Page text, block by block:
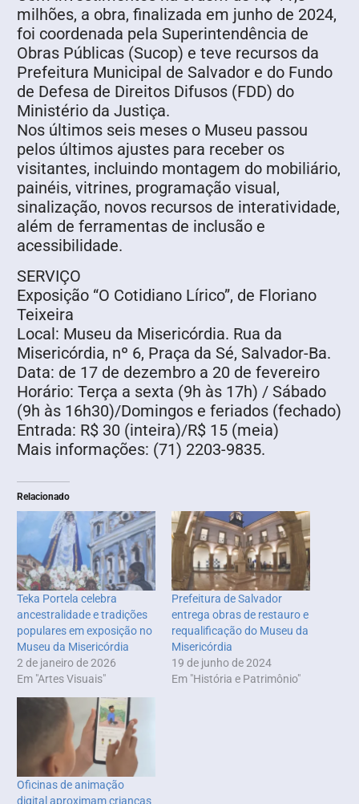
milhões, a obra, finalizada em junho de 2024,
foi coordenada pela Superintendência de
Obras Públicas (Sucop) e teve recursos da
Prefeitura Municipal de Salvador e do Fundo
de Defesa de Direitos Difusos (FDD) do
Ministério da Justiça.
Nos últimos seis meses o Museu passou
pelos últimos ajustes para receber os
visitantes, incluindo montagem do mobiliário,
painéis, vitrines, programação visual,
sinalização, novos recursos de interatividade,
além de ferramentas de inclusão e
acessibilidade.
SERVIÇO
Exposição “O Cotidiano Lírico”, de Floriano
Teixeira
Local: Museu da Misericórdia. Rua da
Misericórdia, nº 6, Praça da Sé, Salvador-Ba.
Data: de 17 de dezembro a 20 de fevereiro
Horário: Terça a sexta (9h às 17h) / Sábado
(9h às 16h30)/Domingos e feriados (fechado)
Entrada: R$ 30 (inteira)/R$ 15 (meia)
Mais informações: (71) 2203-9835.
Relacionado
Teka Portela celebra
ancestralidade e tradições
populares em exposição no
Museu da Misericórdia
2 de janeiro de 2026
Em "Artes Visuais"
Prefeitura de Salvador
entrega obras de restauro e
requalificação do Museu da
Misericórdia
19 de junho de 2024
Em "História e Patrimônio"
Oficinas de animação
digital aproximam crianças